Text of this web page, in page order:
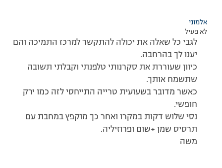
אלמוני
לא פעיל
לגבי כל שאלה את יכולה להתקשר למרכז התמיכה והם
יענו לך בהרחבה.
כיוון שעוררת את סקרנותי טלפנתי וקבלתי תשובה
שתשמח אותך.
כאשר מדובר בשעועית טרייה התייחסי לזה כמו ירק
חופשי.
נסי שלוש דקות במקרו ואחר כך מוקפץ במחבת עם
תרסיס שמן +שום ופרוזיליה.
משה